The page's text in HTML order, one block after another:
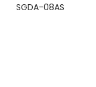
SGDA-08AS